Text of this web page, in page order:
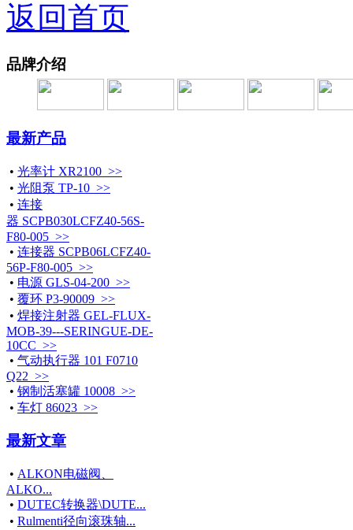
返回首页
品牌介绍
最新产品
• 光率计 XR2100 >>
• 光阻泵 TP-10 >>
• 连接
器 SCPB030LCFZ40-56S-
F80-005 >>
• 连接器 SCPB06LCFZ40-
56P-F80-005 >>
• 电源 GLS-04-200 >>
• 覆环 P3-90009 >>
• 焊接注射器 GEL-FLUX-
MOB-39---SERINGUE-DE-
10CC >>
• 气动执行器 101 F0710
Q22 >>
• 钢制活塞罐 10008 >>
• 车灯 86023 >>
最新文章
• ALKON电磁阀、
ALKO...
• DUTEC转换器\DUTE...
• Rulmenti径向滚珠轴...